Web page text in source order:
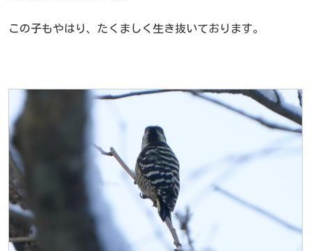
この子もやはり、たくましく生き抜いております。